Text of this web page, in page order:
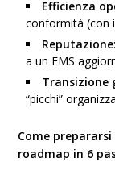
Efficienza
conformità (con
Reputazione
a un EMS
Transizione
“picchi”
Come prepararsi
roadmap in 6